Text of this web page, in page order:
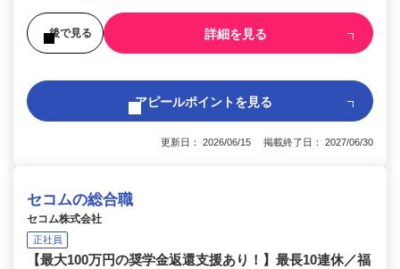
後で見る 詳細を見る
アピールポイントを見る
更新日： 2026/06/15 掲載終了日： 2027/06/30
セコムの総合職
セコム株式会社
正社員
【最大100万円の奨学金返還支援あり！】最長10連休／福